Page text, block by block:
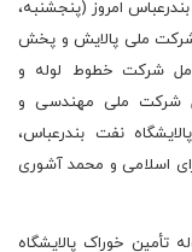
بندرعباس امروز (پنجشنبه،
شرکت ملی پالایش و پخش
شرکت خطوط لوله و
شرکت ملی مهندسی و
نفت بندرعباس،
اسلامی و محمد آشوری
تأمین خوراک پالایشگاه